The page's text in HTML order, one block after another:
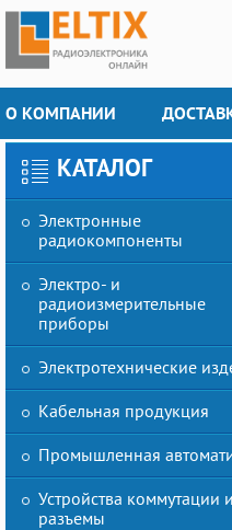
О КОМПАНИИ
КАТАЛОГ
Электронные
радиокомпоненты
Электро- и
радиоизмерительные
приборы
Электротехнические
Кабельная продукция
Промышленная
Устройства коммутации и
разъемы